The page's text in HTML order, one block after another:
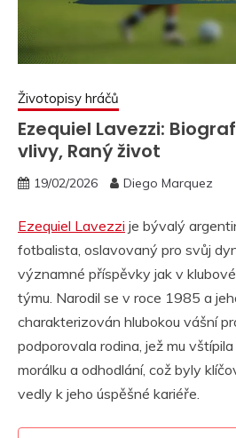
Životopisy hráčů
Ezequiel Lavezzi:
vlivy, Raný život
19/02/2026 Diego Marquez
Ezequiel Lavezzi je bývalý
fotbalista, oslavovaný pro svůj
významné příspěvky jak v
týmu. Narodil se v roce 1985 a
charakterizován hlubokou vášní
podporovala rodina, jež mu
morálku a odhodlání, což byly
vedly k jeho úspěšné kariéře.